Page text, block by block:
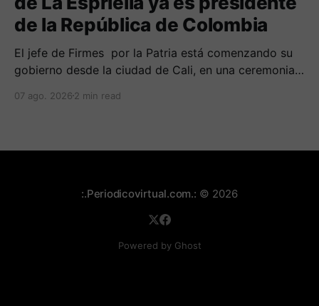
de la República de Colombia
El jefe de Firmes por la Patria está comenzando su
gobierno desde la ciudad de Cali, en una ceremonia
gobiernos conservadores.
07 ago. 2026 2 min read
:.Periodicovirtual.com.: © 2026
Powered by Ghost